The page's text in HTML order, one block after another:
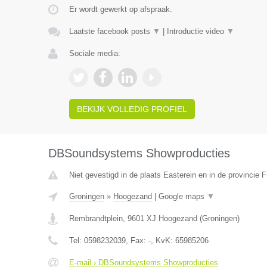
Er wordt gewerkt op afspraak.
Laatste facebook posts ▼ Introductie video ▼
Sociale media:
BEKIJK VOLLEDIG PROFIEL
DBSoundsystems Showproducties
Niet gevestigd in de plaats Easterein en in de provincie
Groningen» Hoogezand Google maps ▼
Rembrandtplein, 9601 XJ Hoogezand (Groningen)
Tel: 0598232039, Fax: -, KvK: 65985206
E-mail › DBSoundsystems Showproducties